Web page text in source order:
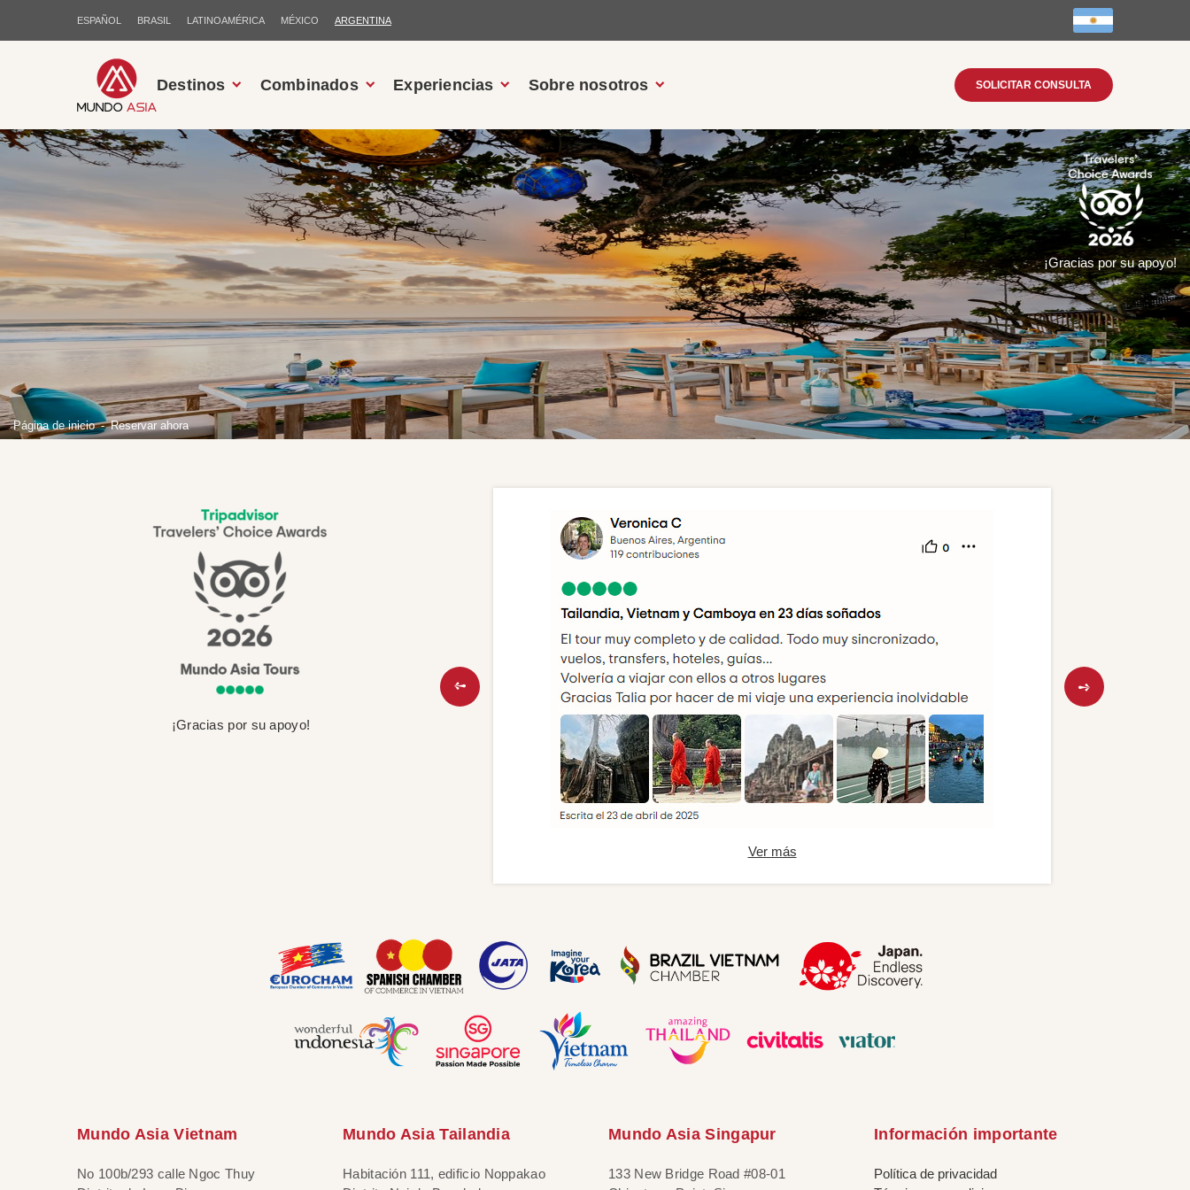
ESPAÑOL BRASIL LATINOAMÉRICA MÉXICO ARGENTINA
Destinos Combinados Experiencias Sobre nosotros SOLICITAR CONSULTA
Página de inicio Reservar ahora
¡Gracias por su apoyo!
¡Gracias por su apoyo!
Ver más
Mundo Asia Vietnam
No 100b/293 calle Ngoc Thuy
Mundo Asia Tailandia
Habitación 111, edificio Noppakao
Mundo Asia Singapur
133 New Bridge Road #08-01
Información importante
Política de privacidad